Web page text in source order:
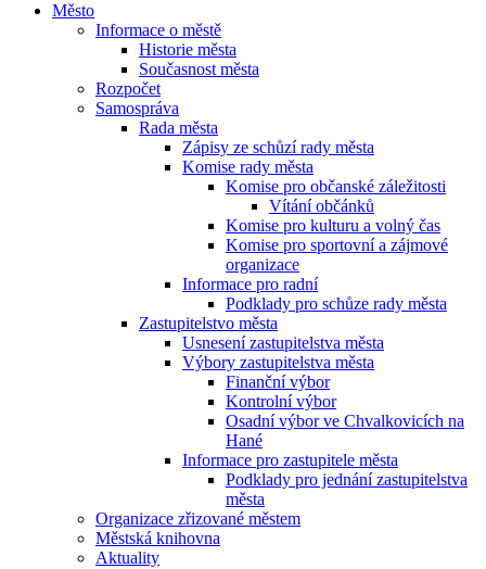
Město
Informace o městě
Historie města
Současnost města
Rozpočet
Samospráva
Rada města
Zápisy ze schůzí rady města
Komise rady města
Komise pro občanské záležitosti
Vítání občánků
Komise pro kulturu a volný čas
Komise pro sportovní a zájmové
organizace
Informace pro radní
Podklady pro schůze rady města
Zastupitelstvo města
Usnesení zastupitelstva města
Výbory zastupitelstva města
Finanční výbor
Kontrolní výbor
Osadní výbor ve Chvalkovicích na
Hané
Informace pro zastupitele města
Podklady pro jednání zastupitelstva
města
Organizace zřizované městem
Městská knihovna
Aktuality